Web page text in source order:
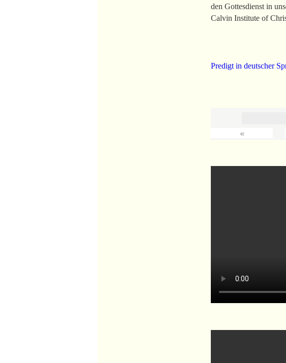
den Gottesdienst in
Calvin Institute of
Predigt in deutscher
«